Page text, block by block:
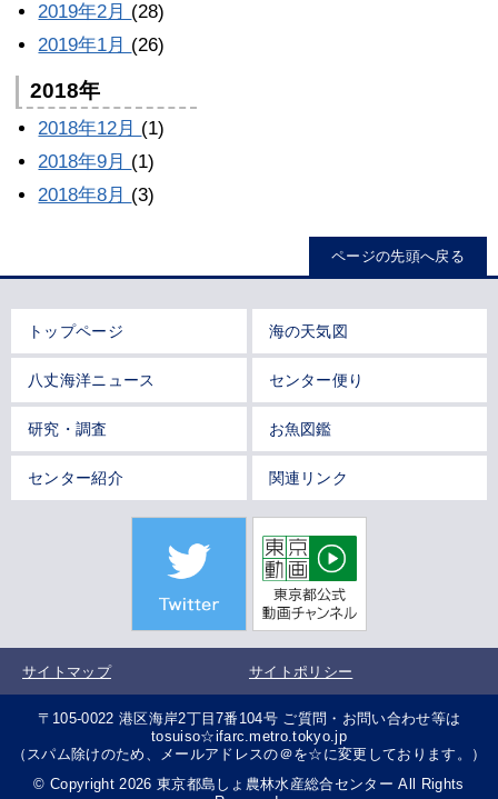
2019年2月 (28)
2019年1月 (26)
2018年
2018年12月 (1)
2018年9月 (1)
2018年8月 (3)
ページの先頭へ戻る
トップページ 海の天気図
八丈海洋ニュース センター便り
研究・調査 お魚図鑑
センター紹介 関連リンク
サイトマップ サイトポリシー
〒105-0022 港区海岸2丁目7番104号 ご質問・お問い合わせ等は
tosuiso☆ifarc.metro.tokyo.jp
（スパム除けのため、メールアドレスの＠を☆に変更しております。）
© Copyright 2026 東京都島しょ農林水産総合センター All Rights